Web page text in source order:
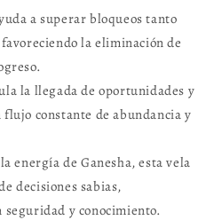
a superar bloqueos tanto
la eliminación de
la llegada de oportunidades y
constante de abundancia y
energía de Ganesha, esta vela
decisiones sabias,
y conocimiento.